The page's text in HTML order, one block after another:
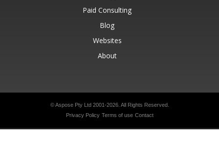
Paid Consulting
Blog
Websites
About
© Aspose Pty Ltd 2001-2026. All Rights Reserved.
Privacy Policy Terms of use Contact